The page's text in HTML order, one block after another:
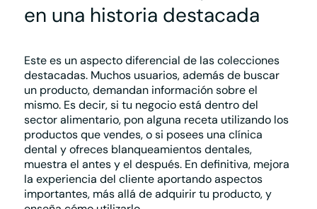
en una historia destacada
Este es un aspecto diferencial de las colecciones
destacadas. Muchos usuarios, además de buscar
un producto, demandan información sobre el
mismo. Es decir, si tu negocio está dentro del
sector alimentario, pon alguna receta utilizando los
productos que vendes, o si posees una clínica
dental y ofreces blanqueamientos dentales,
muestra el antes y el después. En definitiva, mejora
la experiencia del cliente aportando aspectos
importantes, más allá de adquirir tu producto, y